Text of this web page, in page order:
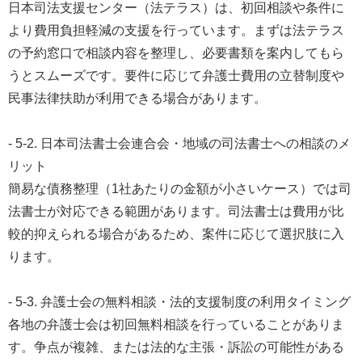
日本司法支援センター（法テラス）は、初回相談や条件に
より費用負担軽減の支援を行っています。まずは法テラス
の予約窓口で相談内容を整理し、必要書類を案内してもら
うとスムーズです。要件に応じて弁護士費用の立替制度や
民事法律扶助が利用できる場合があります。
- 5-2. 日本司法書士会連合会・地域の司法書士への相談のメ
リット
簡易な債務整理（1社あたりの金額が小さいケース）では司
法書士が対応できる範囲があります。司法書士は費用が比
較的抑えられる場合があるため、案件に応じて選択肢に入
ります。
- 5-3. 弁護士会の無料相談・法的支援制度の利用タイミング
各地の弁護士会は初回無料相談を行っていることがありま
す。争点が複雑、または法的な主張・訴訟の可能性がある